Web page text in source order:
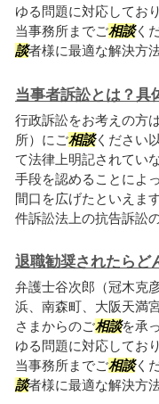
ゆる問題に対応してお
当事務所までご相談く
談者様に最適な解決方
当事者訴訟とは？具
行政訴訟をお考えの方
所）にご相談ください
て法律上明記されてい
手段を認めることによ
間口を広げたといえま
件訴訟法上の抗告訴訟
退職勧奨されたらど
弁護士谷次郎（冠木克
浜、南森町、大阪天満
さまからのご相談を承
ゆる問題に対応してお
当事務所までご相談く
談者様に最適な解決方